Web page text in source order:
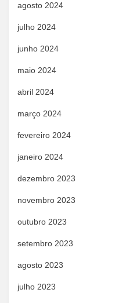
agosto 2024
julho 2024
junho 2024
maio 2024
abril 2024
março 2024
fevereiro 2024
janeiro 2024
dezembro 2023
novembro 2023
outubro 2023
setembro 2023
agosto 2023
julho 2023